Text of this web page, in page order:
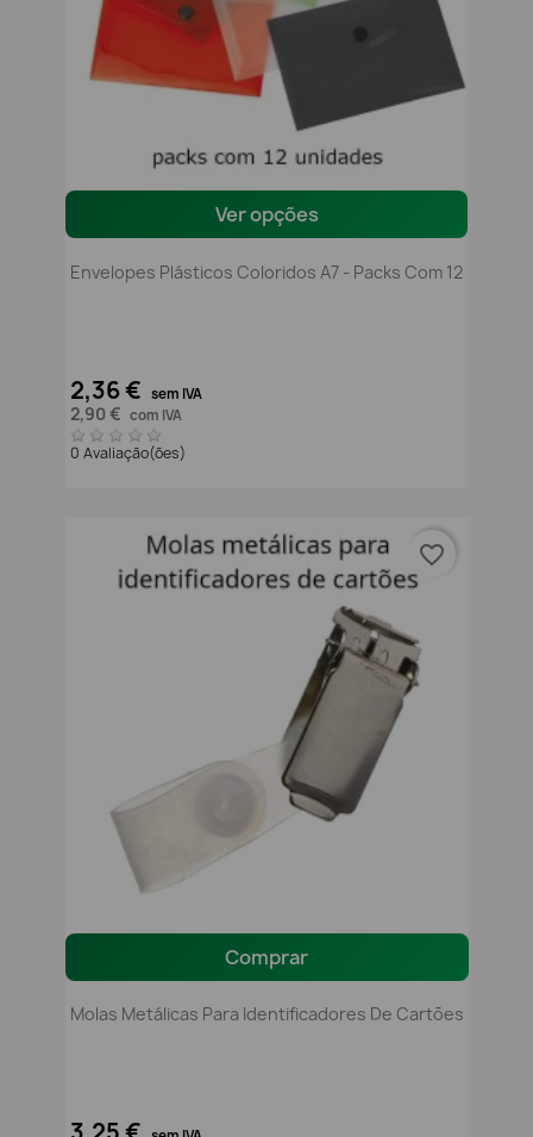
Ver opções
Envelopes Plásticos Coloridos A7 - Packs Com 12
2,36 € sem IVA
2,90 € com IVA
0 Avaliação(ões)
Comprar
Molas Metálicas Para Identificadores De Cartões
favorite_border